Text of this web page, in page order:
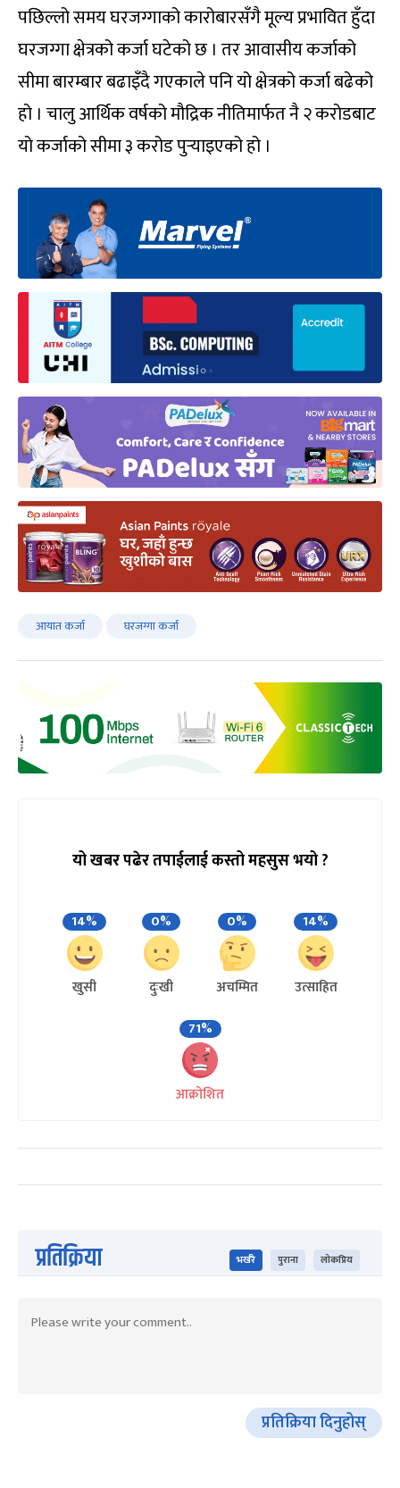
पछिल्लो समय घरजग्गाको कारोबारसँगै मूल्य प्रभावित हुँदा
घरजग्गा क्षेत्रको कर्जा घटेको छ । तर आवासीय कर्जाको
सीमा बारम्बार बढाइँदै गएकाले पनि यो क्षेत्रको कर्जा बढेको
हो । चालु आर्थिक वर्षको मौद्रिक नीतिमार्फत नै २ करोडबाट
यो कर्जाको सीमा ३ करोड पुर्‍याइएको हो ।
आयात कर्जा घरजग्गा कर्जा
यो खबर पढेर तपाईलाई कस्तो महसुस भयो ?
14%
खुसी
0%
दुःखी
0%
अचम्मित
14%
उत्साहित
71%
आक्रोशित
प्रतिक्रिया भर्खरै पुराना लोकप्रिय
प्रतिक्रिया दिनुहोस्